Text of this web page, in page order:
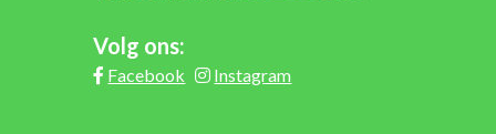
Volg ons:
Facebook Instagram